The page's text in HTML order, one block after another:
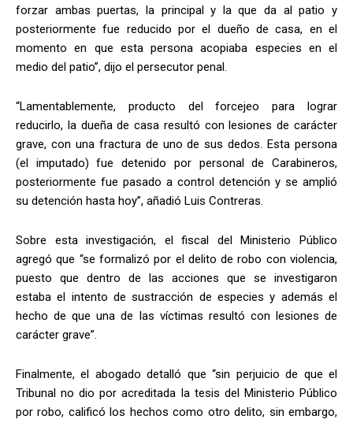
forzar ambas puertas, la principal y la que da al patio y
posteriormente fue reducido por el dueño de casa, en el
momento en que esta persona acopiaba especies en el
medio del patio”, dijo el persecutor penal.
“Lamentablemente, producto del forcejeo para lograr
reducirlo, la dueña de casa resultó con lesiones de carácter
grave, con una fractura de uno de sus dedos. Esta persona
(el imputado) fue detenido por personal de Carabineros,
posteriormente fue pasado a control detención y se amplió
su detención hasta hoy”, añadió Luis Contreras.
Sobre esta investigación, el fiscal del Ministerio Público
agregó que “se formalizó por el delito de robo con violencia,
puesto que dentro de las acciones que se investigaron
estaba el intento de sustracción de especies y además el
hecho de que una de las víctimas resultó con lesiones de
carácter grave”.
Finalmente, el abogado detalló que “sin perjuicio de que el
Tribunal no dio por acreditada la tesis del Ministerio Público
por robo, calificó los hechos como otro delito, sin embargo,